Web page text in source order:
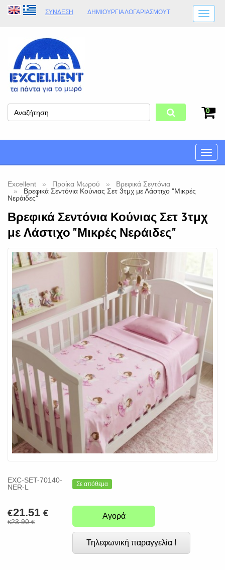
ΣΎΝΔΕΣΗ ΔΗΜΙΟΥΡΓΊΑ ΛΟΓΑΡΙΑΣΜΟΎT
ΩΡΆΡΙΟ ΚΑΤΑΣΤΉΜΑΤΟΣ
ΦΥΣΙΚΌ ΚΑΤΆΣΤΗΜΑ
0
Toggle
Excellent Προίκα Μωρού
Βρεφικά Σεντόνια
Βρεφικά Σεντόνια Κούνιας Σετ 3τμχ με Λάστιχο "Μικρές
Νεράιδες"
Βρεφικά Σεντόνια Κούνιας Σετ 3τμχ
με Λάστιχο "Μικρές Νεράιδες"
EXC-SET-70140-
NER-L
Σε απόθεμα
€21.51 €
€23.90€
Αγορά
Τηλεφωνική παραγγελία !